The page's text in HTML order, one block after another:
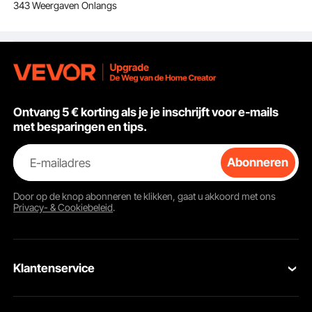
Speciale FB-poorten
Vier verdikte 1/2" BSP FPT-poorten voor eenvoudigere installatie.
3,0 MPa,
343 Weergaven Onlangs
Ontvang 5 € korting als je je inschrijft voor e-mails
met besparingen en tips.
E-mailadres Abonneren
Door op de knopabonneren te klikken, gaat u akkoord met ons
Privacy- & Cookiebeleid.
Klantenservice